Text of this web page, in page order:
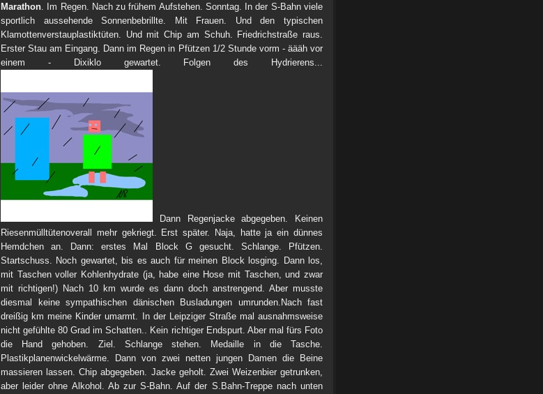
Marathon. Im Regen. Nach zu frühem Aufstehen. Sonntag. In der S-Bahn viele
sportlich aussehende Sonnenbebrillte. Mit Frauen. Und den typischen
Klamottenverstauplastiktüten. Und mit Chip am Schuh. Friedrichstraße raus.
Erster Stau am Eingang. Dann im Regen in Pfützen 1/2 Stunde vorm - äääh vor
einem - Dixiklo gewartet. Folgen des Hydrierens...
Dann Regenjacke abgegeben. Keinen
Riesenmülltütenoverall mehr gekriegt. Erst später. Naja, hatte ja ein dünnes
Hemdchen an. Dann: erstes Mal Block G gesucht. Schlange. Pfützen.
Startschuss. Noch gewartet, bis es auch für meinen Block losging. Dann los,
mit Taschen voller Kohlenhydrate (ja, habe eine Hose mit Taschen, und zwar
mit richtigen!) Nach 10 km wurde es dann doch anstrengend. Aber musste
diesmal keine sympathischen dänischen Busladungen umrunden.Nach fast
dreißig km meine Kinder umarmt. In der Leipziger Straße mal ausnahmsweise
nicht gefühlte 80 Grad im Schatten.. Kein richtiger Endspurt. Aber mal fürs Foto
die Hand gehoben. Ziel. Schlange stehen. Medaille in die Tasche.
Plastikplanenwickelwärme. Dann von zwei netten jungen Damen die Beine
massieren lassen. Chip abgegeben. Jacke geholt. Zwei Weizenbier getrunken,
aber leider ohne Alkohol. Ab zur S-Bahn. Auf der S.Bahn-Treppe nach unten